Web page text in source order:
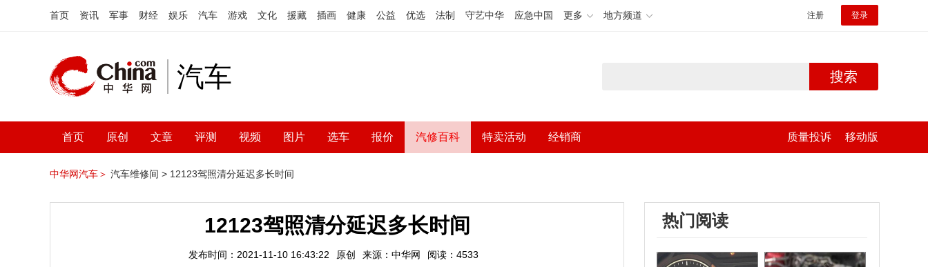
首页 资讯 军事 财经 娱乐 汽车 游戏 文化 援藏 插画 健康 公益 优选 法制 守艺中华 应急中国 更多 地方频道 注册 登录
汽车 搜索
首页 原创 文章 评测 视频 图片 选车 报价 汽修百科 特卖活动 经销商 质量投诉 移动版
中华网汽车＞ 汽车维修间 > 12123驾照清分延迟多长时间
12123驾照清分延迟多长时间
发布时间：2021-11-10 16:43:22 原创 来源：中华网 阅读：4533
热门阅读